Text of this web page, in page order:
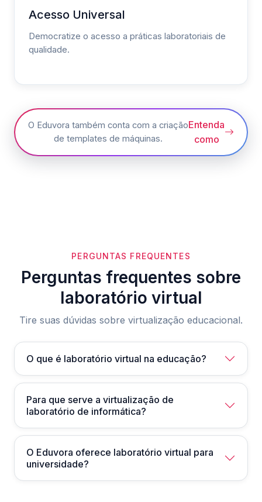
Acesso Universal
Democratize o acesso a práticas laboratoriais de
qualidade.
O Eduvora também conta com a criação
de templates de máquinas.
Entenda
como
PERGUNTAS FREQUENTES
Perguntas frequentes sobre
laboratório virtual
Tire suas dúvidas sobre virtualização educacional.
O que é laboratório virtual na educação?
Para que serve a virtualização de
laboratório de informática?
O Eduvora oferece laboratório virtual para
universidade?